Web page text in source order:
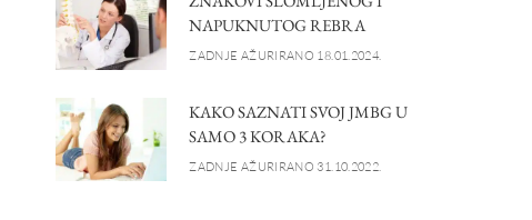
NAPUKNUTOG REBRA
ZADNJE AŽURIRANO 18.01.2024.
KAKO SAZNATI SVOJ JMBG U
SAMO 3 KORAKA?
ZADNJE AŽURIRANO 31.10.2022.